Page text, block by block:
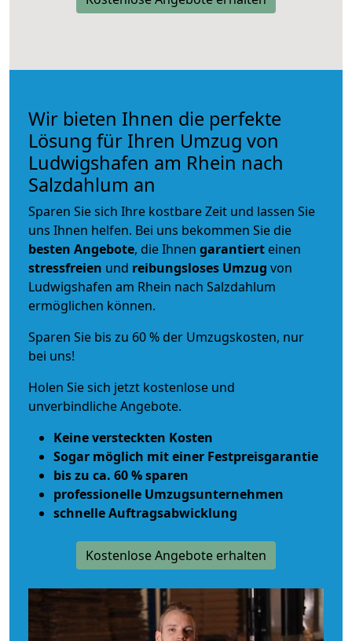
Wir bieten Ihnen die perfekte
Lösung für Ihren Umzug von
Ludwigshafen am Rhein nach
Salzdahlum an
Sparen Sie sich Ihre kostbare Zeit und lassen Sie
uns Ihnen helfen. Bei uns bekommen Sie die
besten Angebote, die Ihnen garantiert einen
stressfreien und reibungsloses Umzug von
Ludwigshafen am Rhein nach Salzdahlum
ermöglichen können.
Sparen Sie bis zu 60 % der Umzugskosten, nur
bei uns!
Holen Sie sich jetzt kostenlose und
unverbindliche Angebote.
Keine versteckten Kosten
Sogar möglich mit einer Festpreisgarantie
bis zu ca. 60 % sparen
professionelle Umzugsunternehmen
schnelle Auftragsabwicklung
Kostenlose Angebote erhalten